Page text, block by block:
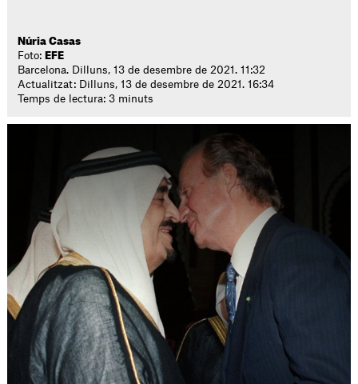
Núria Casas
Foto: EFE
Barcelona. Dilluns, 13 de desembre de 2021. 11:32
Actualitzat: Dilluns, 13 de desembre de 2021. 16:34
Temps de lectura: 3 minuts